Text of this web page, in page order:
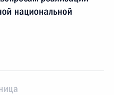
национальной